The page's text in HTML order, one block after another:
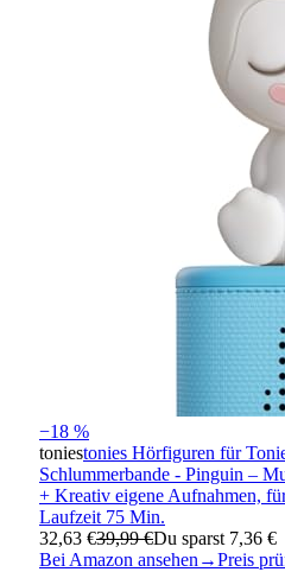
−18 %
toniestonies Hörfiguren für
Schlummerbande - Pinguin –
+ Kreativ eigene Aufnahmen,
Laufzeit 75 Min.
32,63 €39,99 €Du sparst 7,36 €
Bei Amazon ansehen →Preis